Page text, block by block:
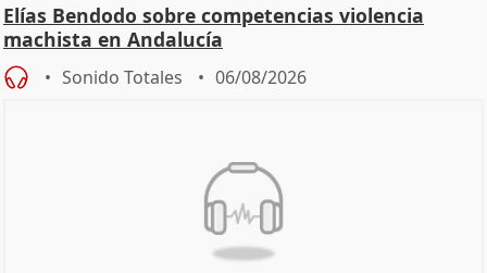
Elías Bendodo sobre competencias violencia
machista en Andalucía
Sonido Totales 06/08/2026